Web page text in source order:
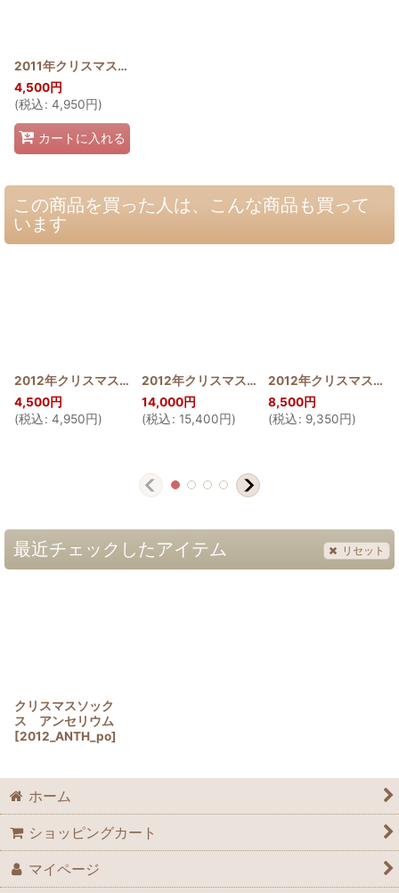
2011年クリスマスタペストリー ブーゲンビリア
4,500円
(税込: 4,950円)
カートに入れる
この商品を買った人は、こんな商品も買って
います
2012年クリスマスタペストリー アンセリウム [2012_ANTH_40]
4,500円
(税込: 4,950円)
2012年クリスマスタペストリー アンセリウム110cm
14,000円
(税込: 15,400円)
2012年クリスマスタペストリー アンセリウム80cm
8,500円
(税込: 9,350円)
最近チェックしたアイテム リセット
クリスマスソック
ス アンセリウム
[2012_ANTH_po]
ホーム
ショッピングカート
マイページ